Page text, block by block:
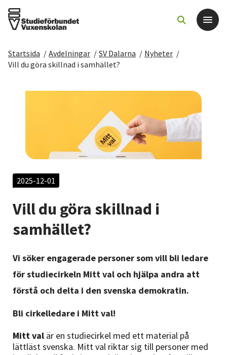
Det här gör vi
För dig som
Sök kurser och evenemang
Om SV
Starta studiecirkel
Cirkelledare
Nyheter
Avdelningar
Startsida / Avdelningar / SV Dalarna / Nyheter /
Vill du göra skillnad i samhället?
2025-12-01
Vill du göra skillnad i
samhället?
Vi söker engagerade personer som vill bli ledare
för studiecirkeln Mitt val och hjälpa andra att
förstå och delta i den svenska demokratin.
Bli cirkelledare i Mitt val!
Mitt val är en studiecirkel med ett material på
lättläst svenska. Mitt val riktar sig till personer med